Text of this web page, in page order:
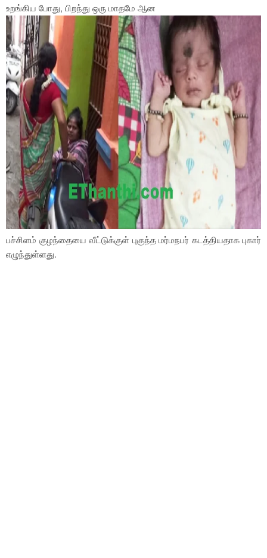
உறங்கிய போது, பிறந்து ஒரு மாதமே ஆன
பச்சிளம் குழந்தையை வீட்டுக்குள் புகுந்த மர்மநபர் கடத்தியதாக புகார்
எழுந்துள்ளது.